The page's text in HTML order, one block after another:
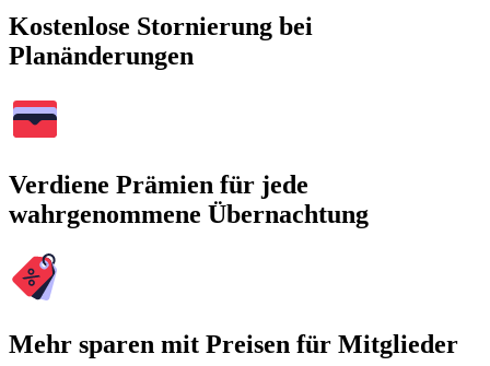
Kostenlose Stornierung bei
Planänderungen
Verdiene Prämien für jede
wahrgenommene Übernachtung
Mehr sparen mit Preisen für Mitglieder